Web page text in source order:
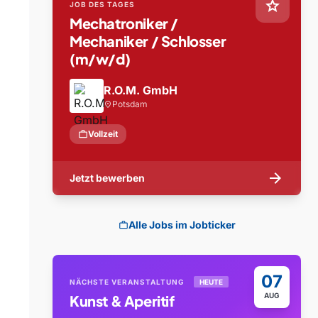
star
JOB DES TAGES
Mechatroniker /
Mechaniker / Schlosser
(m/w/d)
R.O.M. GmbH
location_on Potsdam
workVollzeit
Jetzt bewerben arrow_forward
workAlle Jobs im Jobticker
07
AUG
NÄCHSTE VERANSTALTUNG HEUTE
Kunst & Aperitif